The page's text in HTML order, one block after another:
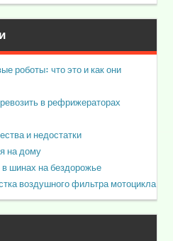
роботы: что это и как они
в рефрижераторах
и недостатки
на дому
шинах на бездорожье
воздушного фильтра мотоцикла